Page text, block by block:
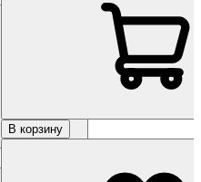
В корзину